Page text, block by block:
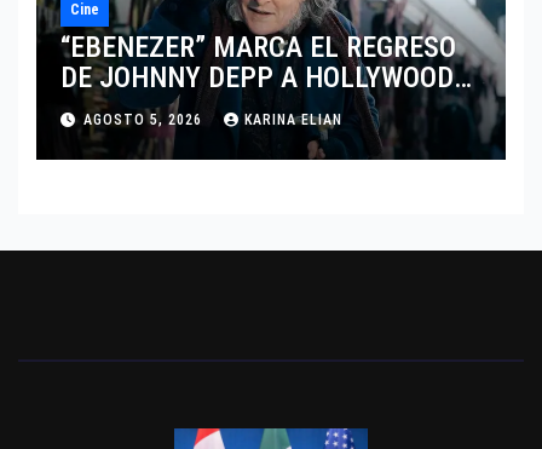
Cine
“EBENEZER” MARCA EL REGRESO
DE JOHNNY DEPP A HOLLYWOOD
TRAS SU PASO POR EL CINE
INDEPENDIENTE EUROPEO
AGOSTO 5, 2026 KARINA ELIAN